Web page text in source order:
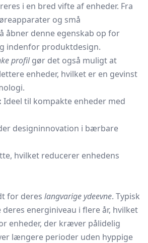
i en bred vifte af enheder. Fra
og små
åbner denne egenskab op for
indenfor produktdesign.
profilgør det også muligt at
enheder, hvilket er en gevinst
Ideel til kompakte enheder med
designinnovation i bærbare
hvilket reducerer enhedens
for deres langvarige ydeevne. Typisk
energiniveau i flere år, hvilket
enheder, der kræver pålidelig
længere perioder uden hyppige